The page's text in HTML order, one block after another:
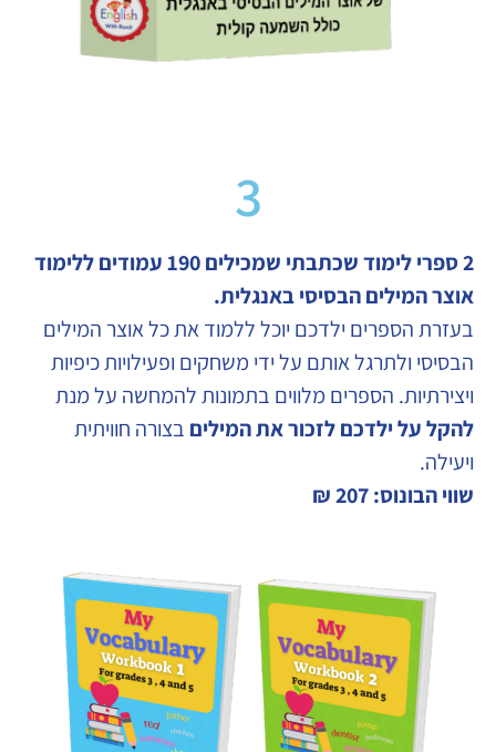
3
2 ספרי לימוד שכתבתי שמכילים 190 עמודים ללימוד
אוצר המילים הבסיסי באנגלית.
בעזרת הספרים ילדכם יוכל ללמוד את כל אוצר המילים
הבסיסי ולתרגל אותם על ידי משחקים ופעילויות כיפיות
ויצירתיות. הספרים מלווים בתמונות להמחשה על מנת
להקל על ילדכם לזכור את המילים בצורה חוויתית
ויעילה.
שווי הבונוס: 207 ₪